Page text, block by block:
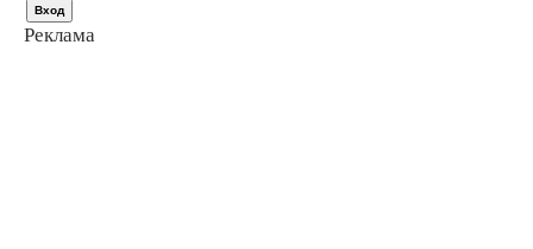
Реклама